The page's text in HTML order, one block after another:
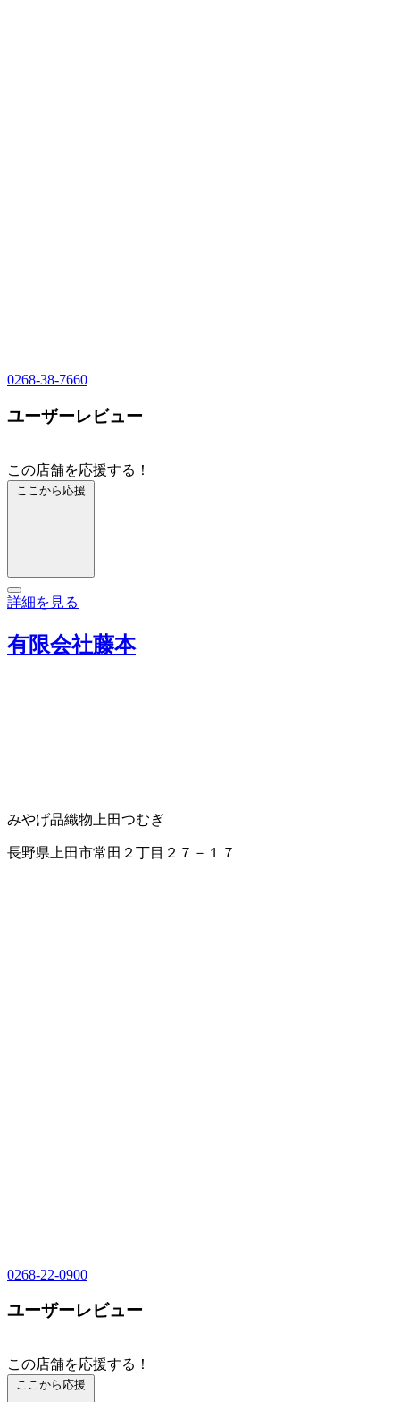
0268-38-7660
ユーザーレビュー
この店舗を応援する！
ここから応援
詳細を見る
有限会社藤本
みやげ品織物 上田つむぎ
長野県上田市常田２丁目２７－１７
0268-22-0900
ユーザーレビュー
この店舗を応援する！
ここから応援